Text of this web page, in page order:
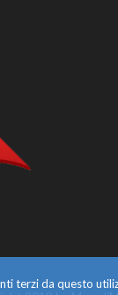
terzi da questo